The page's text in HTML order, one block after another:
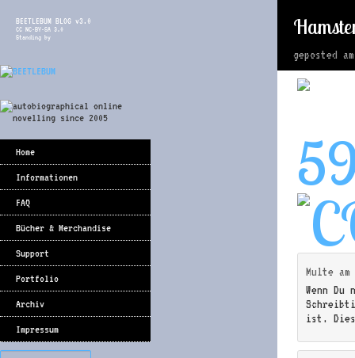
BEETLEBUM BLOG v3.0
CC NC-BY-SA 3.0
Standing by
Home
Informationen
FAQ
Bücher & Merchandise
Support
Portfolio
Archiv
Impressum
geposted
Multe am
Wenn
ist.